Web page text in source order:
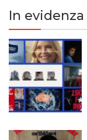
In evidenza